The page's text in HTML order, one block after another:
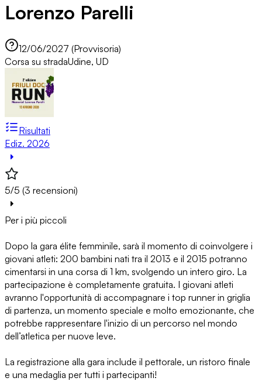
Lorenzo Parelli
12/06/2027 (Provvisoria)
Corsa su stradaUdine, UD
Risultati
Ediz. 2026
5/5 (3 recensioni)
Per i più piccoli
Dopo la gara élite femminile, sarà il momento di coinvolgere i
giovani atleti: 200 bambini nati tra il 2013 e il 2015 potranno
cimentarsi in una corsa di 1 km, svolgendo un intero giro. La
partecipazione è completamente gratuita. I giovani atleti
avranno l'opportunità di accompagnare i top runner in griglia
di partenza, un momento speciale e molto emozionante, che
potrebbe rappresentare l'inizio di un percorso nel mondo
dell’atletica per nuove leve.
La registrazione alla gara include il pettorale, un ristoro finale
e una medaglia per tutti i partecipanti!